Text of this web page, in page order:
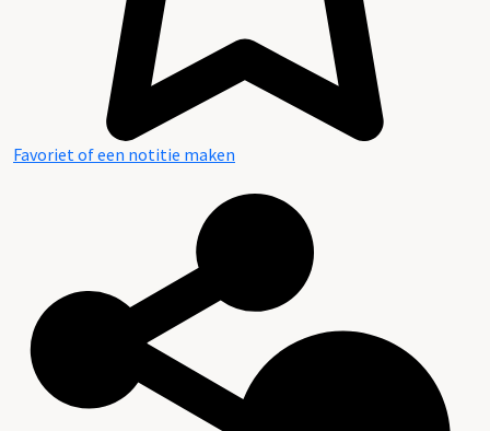
Favoriet of een notitie maken